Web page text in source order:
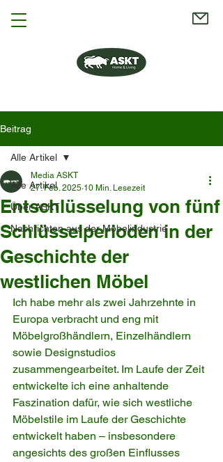
Beitrag
Alle Artikel
Über ASKT
Nachrichten aus der Möbelindustrie
Alle Artikel
Entschlüsselung von fünf
Schlüsselperioden in der
Geschichte der
westlichen Möbel
Media ASKT
27. Feb. 2025 10 Min. Lesezeit
Ich habe mehr als zwei Jahrzehnte in
Europa verbracht und eng mit
Möbelgroßhändlern, Einzelhändlern
sowie Designstudios
zusammengearbeitet. Im Laufe der Zeit
entwickelte ich eine anhaltende
Faszination dafür, wie sich westliche
Möbelstile im Laufe der Geschichte
entwickelt haben – insbesondere
angesichts des großen Einflusses